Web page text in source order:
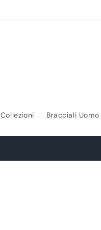
Collezioni Bracciali Uomo